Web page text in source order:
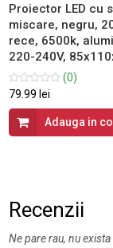
Proiector LED cu
miscare, negru,
rece, 6500k,
220-240V,
(0)
79.99 lei
Adauga in
Recenzii
Ne pare rau, nu